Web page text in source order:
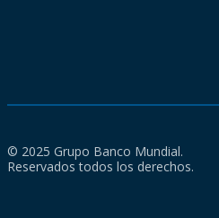
© 2025 Grupo Banco Mundial.
Reservados todos los derechos.